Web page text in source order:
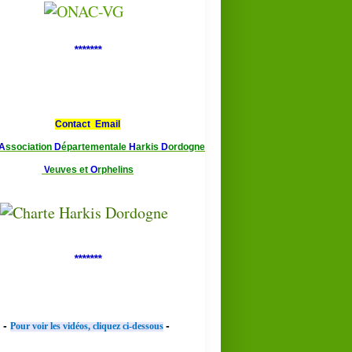
*******
Contact Email
ssociation Départementale Harkis Dordogne
Veuves et Orphelins
*******
- Pour voir les vidéos, cliquez ci-dessous -